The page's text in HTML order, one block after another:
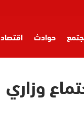
حوادث اقتصاد
وزاري